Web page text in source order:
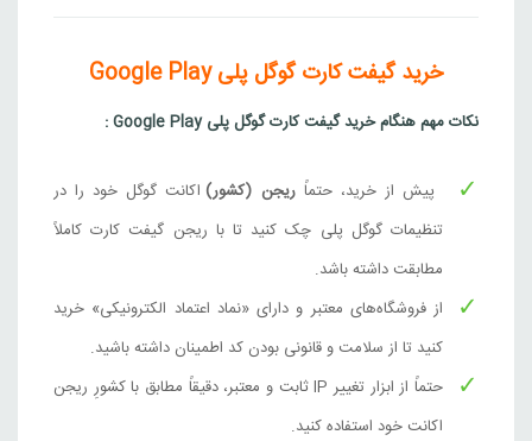
برزیل
1,261,000 تومان
برزیل
4,202,000تومان
هند
229,000
تومان
300 روپیه هند
تومان
خرید گیفت کارت گوگل پلی Google Play
نکات مهم هنگام خرید گیفت کارت گوگل پلی Google Play :
پیش از خرید، حتماًریجن (کشور)اکانت گوگل خود را در
تنظیمات گوگل پلی چک کنید تا با ریجن گیفت کارت کاملاً
مطابقت داشته باشد.
از فروشگاه‌های معتبر و دارای «نماد اعتماد الکترونیکی» خرید
کنید تا از سلامت و قانونی بودن کد اطمینان داشته باشید.
حتماً از ابزار تغییر IP ثابت و معتبر، دقیقاً مطابق با کشورِ ریجن
اکانت خود استفاده کنید.